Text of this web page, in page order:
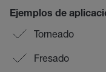
Ejemplos de
Torneado
Fresado